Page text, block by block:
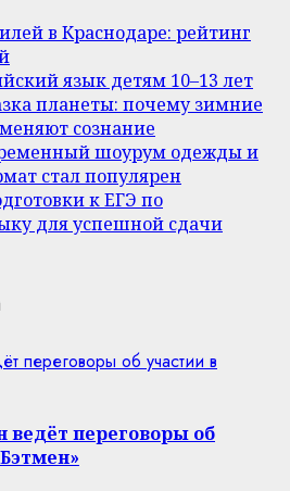
в Краснодаре: рейтинг
язык детям 10–13 лет
планеты: почему зимние
сознание
шоурум одежды и
стал популярен
к ЕГЭ по
для успешной сдачи
переговоры об участии в
ведёт переговоры об